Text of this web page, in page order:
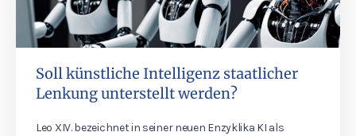
Soll künstliche Intelligenz staatlicher
Lenkung unterstellt werden?
Leo XIV. bezeichnet in seiner neuen Enzyklika KI als